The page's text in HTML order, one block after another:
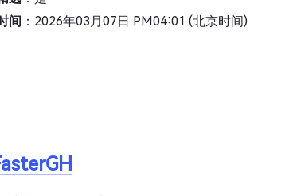
间 ：2026年03月07日 PM04:01 (北京时间)